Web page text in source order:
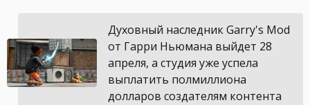
Духовный наследник Garry's Mod
от Гарри Ньюмана выйдет 28
апреля, а студия уже успела
выплатить полмиллиона
долларов создателям контента